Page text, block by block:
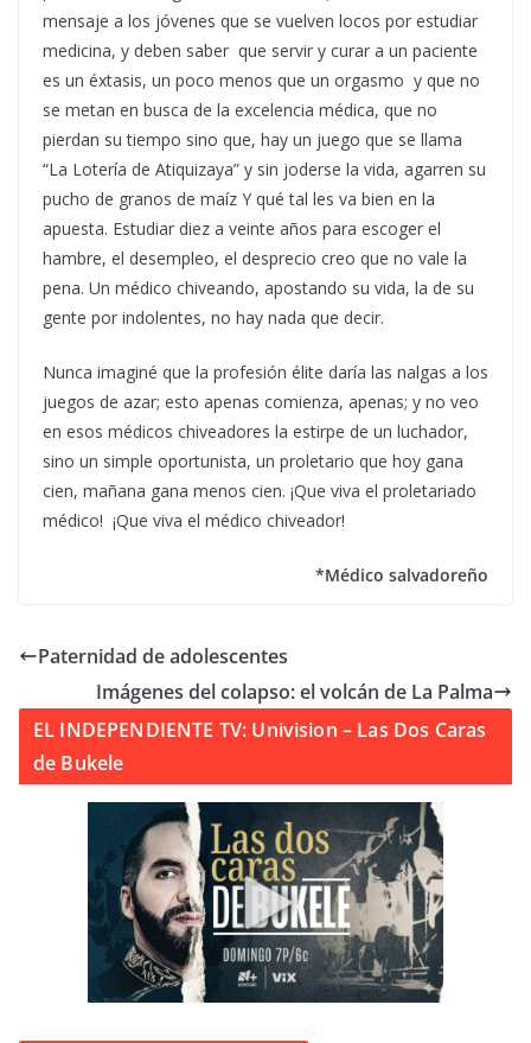
mensaje a los jóvenes que se vuelven locos por estudiar
medicina, y deben saber que servir y curar a un paciente
es un éxtasis, un poco menos que un orgasmo y que no
se metan en busca de la excelencia médica, que no
pierdan su tiempo sino que, hay un juego que se llama
“La Lotería de Atiquizaya” y sin joderse la vida, agarren su
pucho de granos de maíz Y qué tal les va bien en la
apuesta. Estudiar diez a veinte años para escoger el
hambre, el desempleo, el desprecio creo que no vale la
pena. Un médico chiveando, apostando su vida, la de su
gente por indolentes, no hay nada que decir.
Nunca imaginé que la profesión élite daría las nalgas a los
juegos de azar; esto apenas comienza, apenas; y no veo
en esos médicos chiveadores la estirpe de un luchador,
sino un simple oportunista, un proletario que hoy gana
cien, mañana gana menos cien. ¡Que viva el proletariado
médico! ¡Que viva el médico chiveador!
*Médico salvadoreño
Paternidad de adolescentes
Imágenes del colapso: el volcán de La Palma
EL INDEPENDIENTE TV: Univision – Las Dos Caras
de Bukele